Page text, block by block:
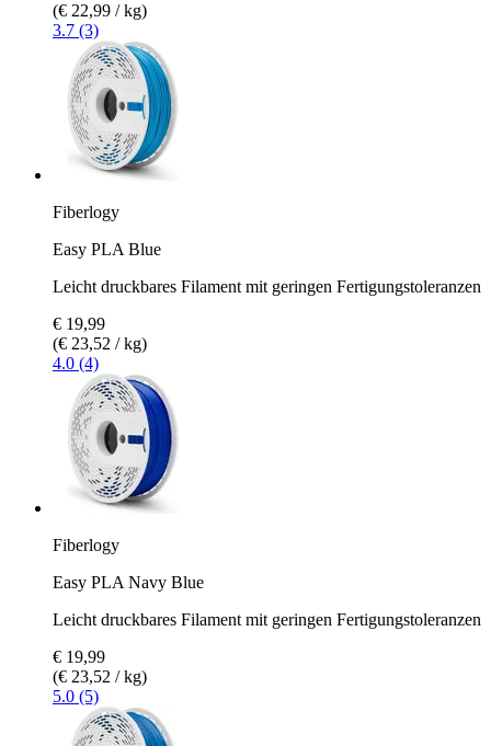
(€ 22,99 / kg)
3.7 (3)
Fiberlogy
Easy PLA Blue
Leicht druckbares Filament mit geringen Fertigungstoleranzen
€ 19,99
(€ 23,52 / kg)
4.0 (4)
Fiberlogy
Easy PLA Navy Blue
Leicht druckbares Filament mit geringen Fertigungstoleranzen
€ 19,99
(€ 23,52 / kg)
5.0 (5)